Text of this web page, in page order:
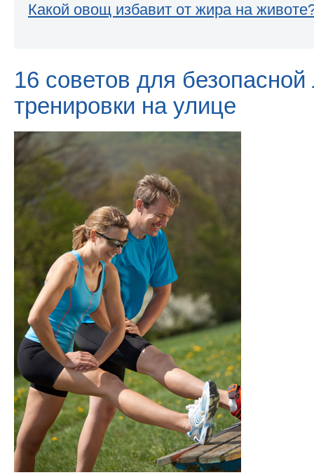
Какой овощ избавит от жира на
16 советов для безопасной
тренировки на улице